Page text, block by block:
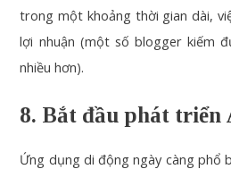
trong một khoảng thời gian dài,
lợi nhuận (một số blogger kiếm
nhiều hơn).
8. Bắt đầu phát triển
Ứng dụng di động ngày càng phổ